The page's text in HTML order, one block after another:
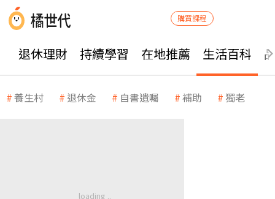
購買課程
退休理財 持續學習 在地推薦 生活百科
養生村 退休金 自書遺囑 補助 獨老